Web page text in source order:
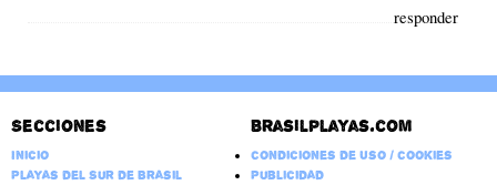
responder
Secciones
Inicio
Playas del Sur de Brasil
Brasilplayas.com
Condiciones de Uso / Cookies
Publicidad